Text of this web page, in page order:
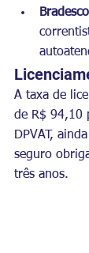
Bradesco
A taxa de
de R$ 94,10
DPVAT,
seguro
três anos.